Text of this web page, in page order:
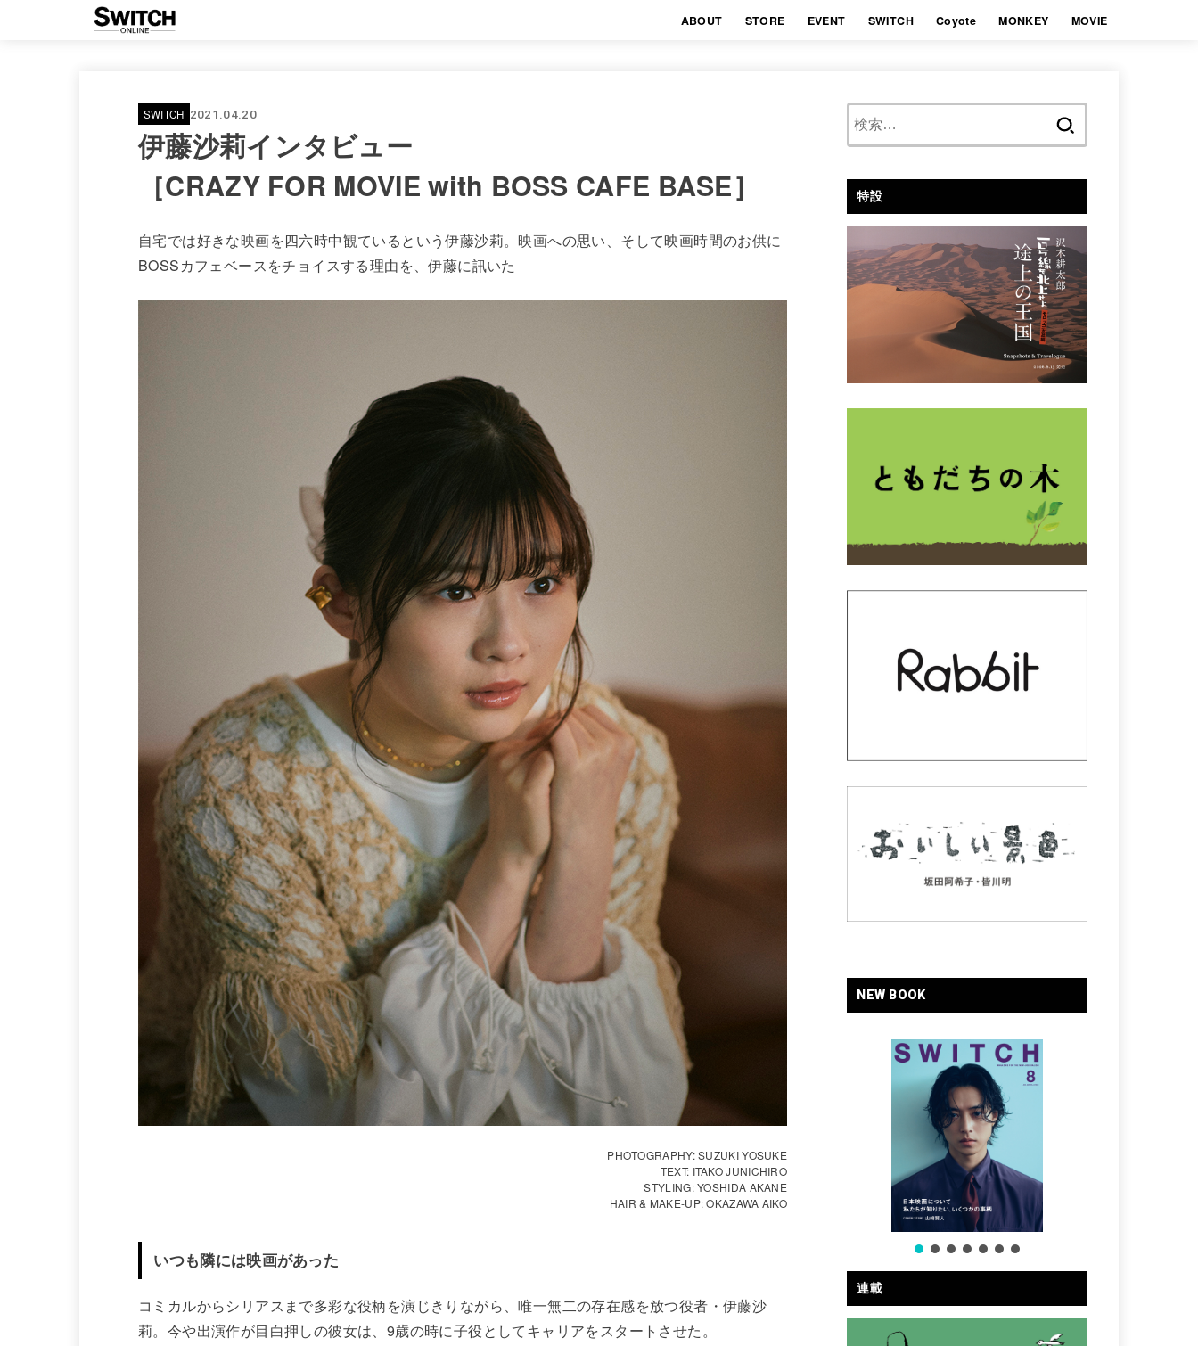
ABOUT STORE EVENT SWITCH Coyote MONKEY MOVIE
SWITCH 2021.04.20
伊藤沙莉インタビュー
［CRAZY FOR MOVIE with BOSS CAFE BASE］
自宅では好きな映画を四六時中観ているという伊藤沙莉。映画への思い、そして映画時間のお供に
BOSSカフェベースをチョイスする理由を、伊藤に訊いた
PHOTOGRAPHY: SUZUKI YOSUKE
TEXT: ITAKO JUNICHIRO
STYLING: YOSHIDA AKANE
HAIR & MAKE-UP: OKAZAWA AIKO
いつも隣には映画があった
コミカルからシリアスまで多彩な役柄を演じきりながら、唯一無二の存在感を放つ役者・伊藤沙
莉。今や出演作が目白押しの彼女は、9歳の時に子役としてキャリアをスタートさせた。
特設
NEW BOOK
連載